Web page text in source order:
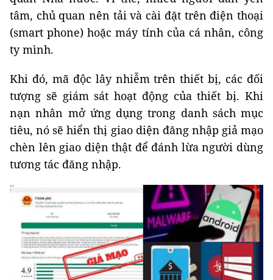
tâm, chủ quan nên tải và cài đặt trên điện thoại
(smart phone) hoặc máy tính của cá nhân, công
ty mình.
Khi đó, mã độc lây nhiễm trên thiết bị, các đối
tượng sẽ giám sát hoạt động của thiết bị. Khi
nạn nhân mở ứng dụng trong danh sách mục
tiêu, nó sẽ hiển thị giao diện đăng nhập giả mạo
chèn lên giao diện thật để đánh lừa người dùng
tương tác đăng nhập.